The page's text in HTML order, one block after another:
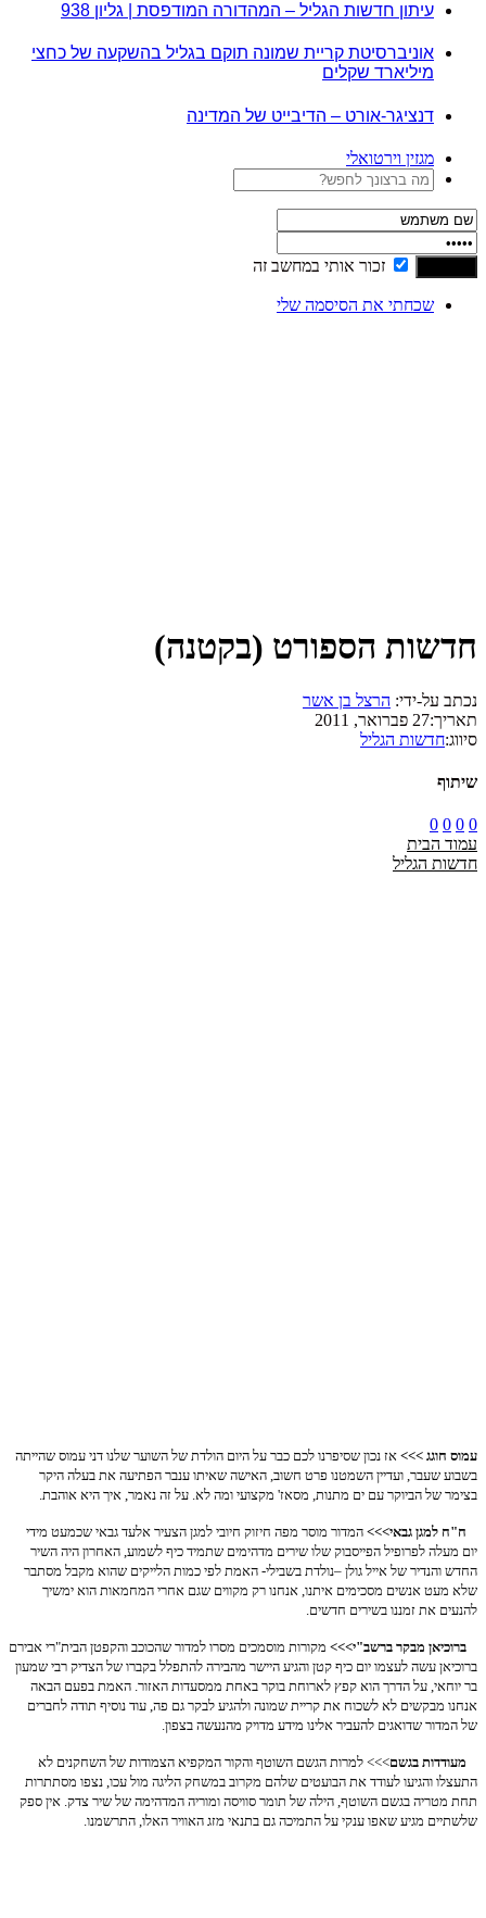
עיתון חדשות הגליל – המהדורה המודפסת | גליון 938
אוניברסיטת קריית שמונה תוקם בגליל בהשקעה של כחצי
מיליארד שקלים
דנציגר-אורט – הדיבייט של המדינה
מגזין וירטואלי
זכור אותי במחשב זה
שכחתי את הסיסמה שלי
חדשות הספורט (בקטנה)
נכתב על-ידי: הרצל בן אשר
תאריך:27 פברואר, 2011
סיווג:חדשות הגליל
שיתוף
0
0
0
0
עמוד הבית
חדשות הגליל
עמוס חוגג >>> אז נכון שסיפרנו לכם כבר על היום הולדת של השוער שלנו דני עמוס שהייתה
בשבוע שעבר, ועדיין השמטנו פרט חשוב, האישה שאיתו ענבר הפתיעה את בעלה היקר
בצימר של הביוקר עם ים מתנות, מסאז' מקצועי ומה לא. על זה נאמר, איך היא אוהבת.
ח"ח למגן גבאי>>> המדור מוסר מפה חיזוק חיובי למגן הצעיר אלעד גבאי שכמעט מידי
יום מעלה לפרופיל הפייסבוק שלו שירים מדהימים שתמיד כיף לשמוע, האחרון היה השיר
החדש והנדיר של אייל גולן –נולדת בשבילי- האמת לפי כמות הלייקים שהוא מקבל מסתבר
שלא מעט אנשים מסכימים איתנו, אנחנו רק מקווים שגם אחרי המחמאות הוא ימשיך
להנעים את זמננו בשירים חדשים.
ברוכיאן מבקר ברשב"י>>> מקורות מוסמכים מסרו למדור שהכוכב והקפטן הבית"רי אבירם
ברוכיאן עשה לעצמו יום כיף קטן והגיע היישר מהבירה להתפלל בקברו של הצדיק רבי שמעון
בר יוחאי, על הדרך הוא קפץ לארוחת בוקר באחת ממסעדות האזור. האמת בפעם הבאה
אנחנו מבקשים לא לשכוח את קריית שמונה ולהגיע לבקר גם פה, עוד נוסיף תודה לחברים
של המדור שדואגים להעביר אלינו מידע מדויק מהנעשה בצפון.
מעודדות בגשם>>> למרות הגשם השוטף והקור המקפיא הצמודות של השחקנים לא
התעצלו והגיעו לעודד את הבועטים שלהם מקרוב במשחק הליגה מול עכו, נצפו מסתתרות
תחת מטריה בגשם השוטף, הילה של תומר סוויסה ומוריה המדהימה של שיר צדק. אין ספק
שלשתיים מגיע שאפו ענקי על התמיכה גם בתנאי מזג האוויר האלו, התרשמנו.